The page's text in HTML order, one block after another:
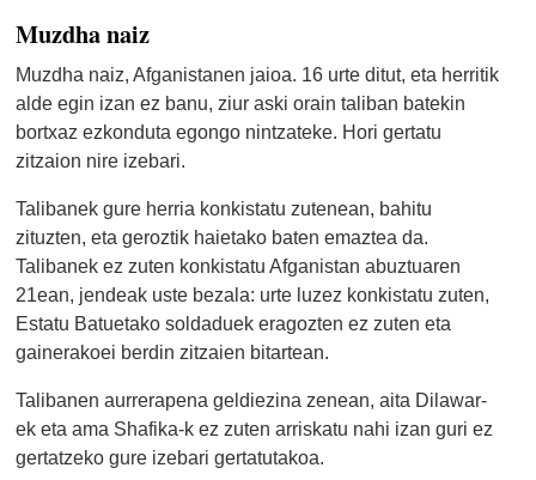
Muzdha naiz
Muzdha naiz, Afganistanen jaioa. 16 urte ditut, eta herritik
alde egin izan ez banu, ziur aski orain taliban batekin
bortxaz ezkonduta egongo nintzateke. Hori gertatu
zitzaion nire izebari.
Talibanek gure herria konkistatu zutenean, bahitu
zituzten, eta geroztik haietako baten emaztea da.
Talibanek ez zuten konkistatu Afganistan abuztuaren
21ean, jendeak uste bezala: urte luzez konkistatu zuten,
Estatu Batuetako soldaduek eragozten ez zuten eta
gainerakoei berdin zitzaien bitartean.
Talibanen aurrerapena geldiezina zenean, aita Dilawar-
ek eta ama Shafika-k ez zuten arriskatu nahi izan guri ez
gertatzeko gure izebari gertatutakoa.